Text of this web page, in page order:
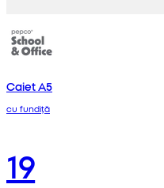
Caiet A5
cu fundiță
19